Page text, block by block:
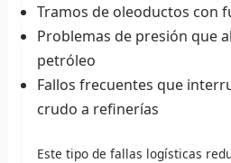
Tramos de oleoductos con
Problemas de presión que
petróleo
Fallos frecuentes que
crudo a refinerías
Este tipo de fallas logísticas